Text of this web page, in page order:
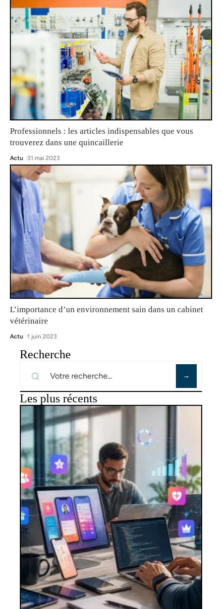
Professionnels : les articles indispensables que vous
trouverez dans une quincaillerie
Actu 31 mai 2023
L’importance d’un environnement sain dans un cabinet
vétérinaire
Actu 1 juin 2023
Recherche
Les plus récents